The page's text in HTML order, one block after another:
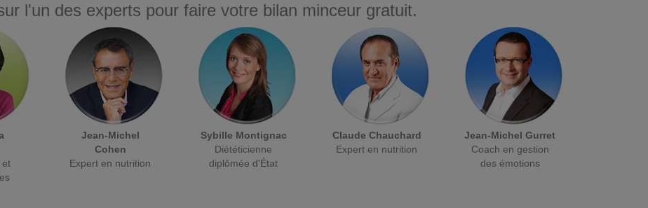
l'un des experts pour faire votre bilan minceur gratuit.
et
Jean-Michel
Cohen
Expert en nutrition
Sybille Montignac
Diététicienne
diplômée d'État
Claude Chauchard
Expert en nutrition
Jean-Michel Gurret
Coach en gestion
des émotions